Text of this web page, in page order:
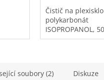
Čistič na
polykarbonát
ISOPROPANOL,
soubory (2) Diskuze